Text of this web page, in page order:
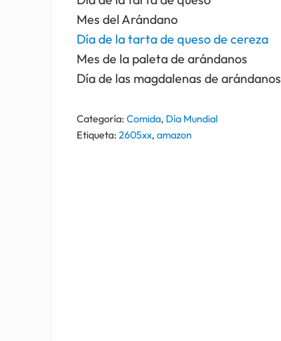
Mes del Arándano
Día de la tarta de queso de cereza
Mes de la paleta de arándanos
Día de las magdalenas de arándanos
Categoría:Comida, Día Mundial
Etiqueta:2605xx,amazon